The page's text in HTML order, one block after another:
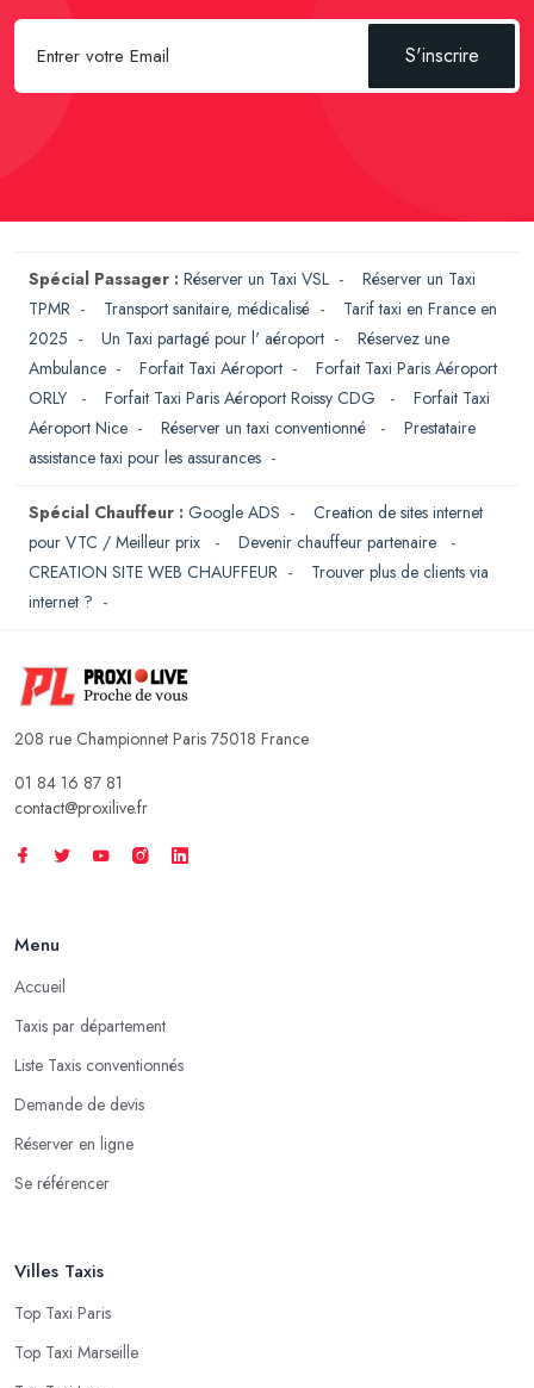
S'inscrire
Spécial Passager : Réserver un Taxi VSL - Réserver un Taxi
TPMR - Transport sanitaire, médicalisé - Tarif taxi en France en
2025 - Un Taxi partagé pour l' aéroport - Réservez une
Ambulance - Forfait Taxi Aéroport - Forfait Taxi Paris Aéroport
ORLY
- Forfait Taxi Paris Aéroport Roissy CDG - Forfait Taxi
Aéroport Nice - Réserver un taxi conventionné - Prestataire
assistance taxi pour les assurances -
Spécial Chauffeur : Google ADS - Creation de sites internet
pour VTC / Meilleur prix
- Devenir chauffeur partenaire
-
CREATION SITE WEB CHAUFFEUR - Trouver plus de clients via
internet ? -
208 rue Championnet Paris 75018 France
01 84 16 87 81
contact@proxilive.fr
Menu
Accueil
Taxis par département
Liste Taxis conventionnés
Demande de devis
Réserver en ligne
Se référencer
Villes Taxis
Top Taxi Paris
Top Taxi Marseille